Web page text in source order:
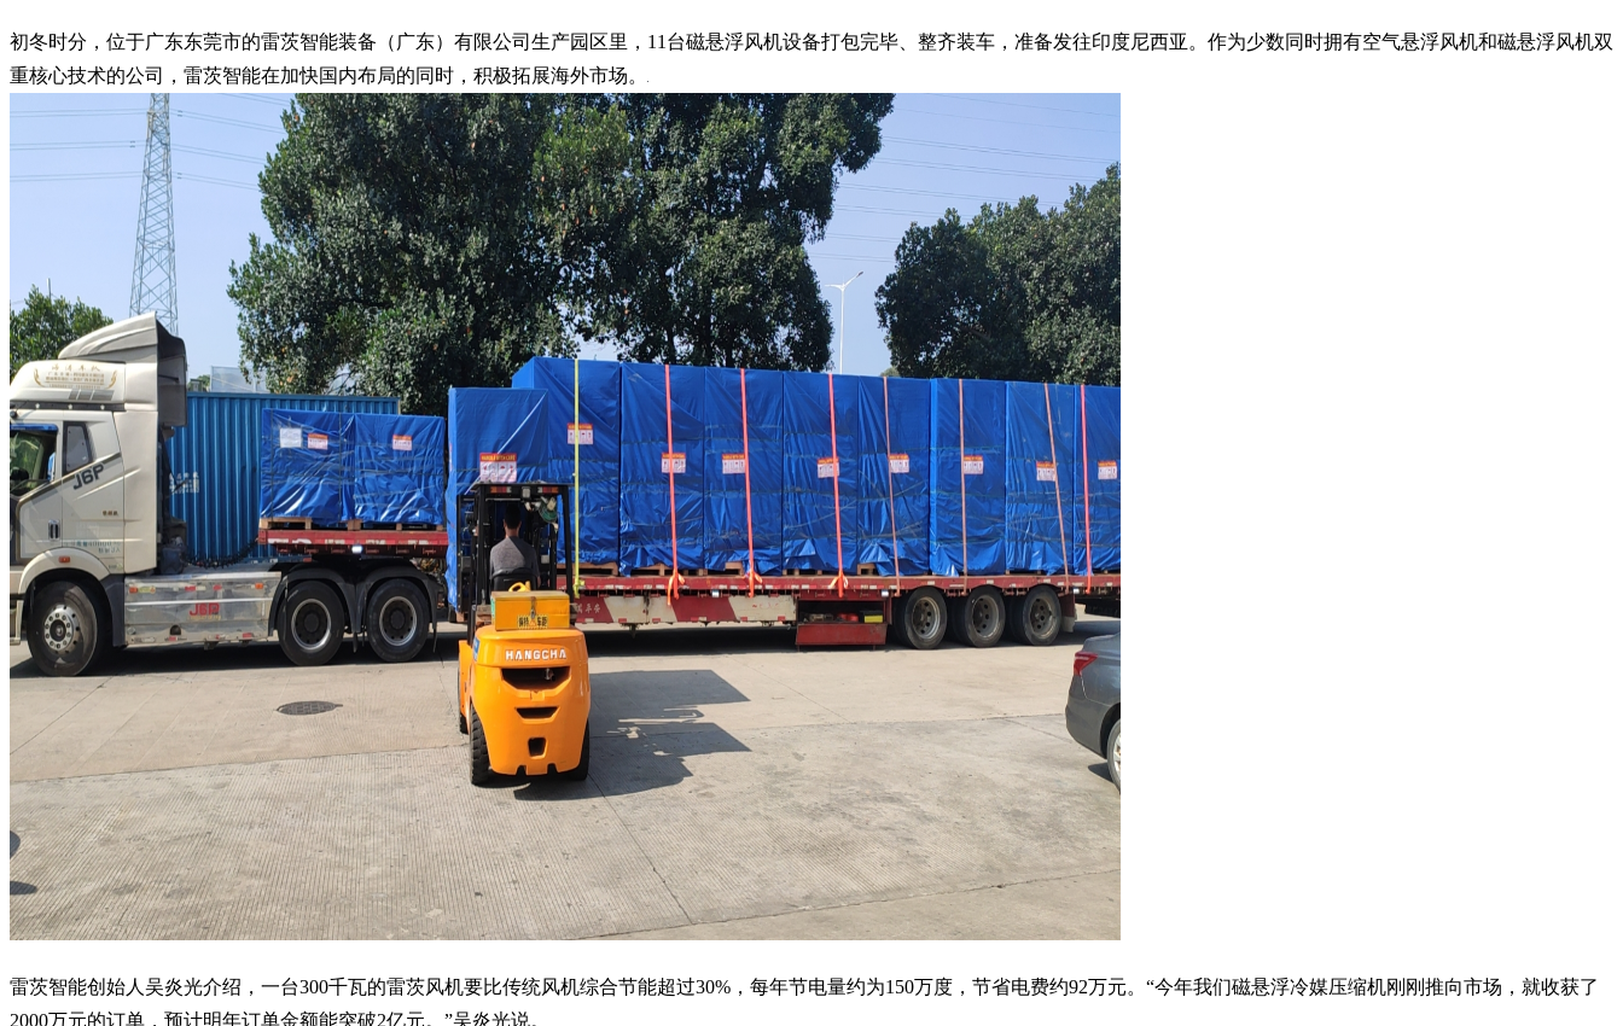
初冬时分，位于广东东莞市的雷茨智能装备（广东）有限公司生产园区里，11台磁悬浮风机设备打包完毕、整齐装车，准备发往印度尼西亚。作为少数同时拥有空气悬浮风机和磁悬浮风机双
重核心技术的公司，雷茨智能在加快国内布局的同时，积极拓展海外市场。
雷茨智能创始人吴炎光介绍，一台300千瓦的雷茨风机要比传统风机综合节能超过30%，每年节电量约为150万度，节省电费约92万元。“今年我们磁悬浮冷媒压缩机刚刚推向市场，就收获了
2000万元的订单，预计明年订单金额能突破2亿元。”吴炎光说。